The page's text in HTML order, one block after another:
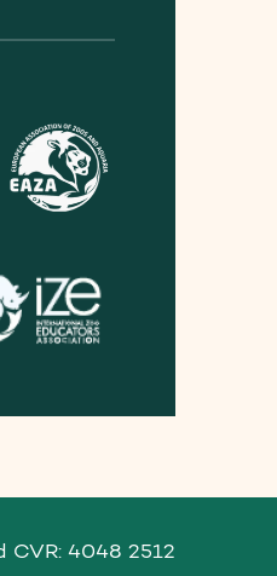
CVR: 4048 2512